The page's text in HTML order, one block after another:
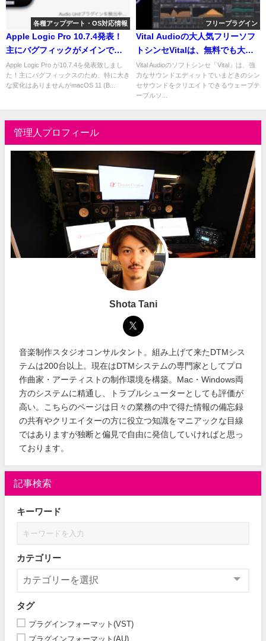
各種アップデート・OS対応情報
Apple Logic Pro 10.7.4発表！
主にバグフィックがメインで
す！
Apple Logic Pro が10.7.4を発表致しまし
た！主にバグフィックスのため、特に大き
な変化はありませんがmacOS 11 (B...
フリープラグイン
Vital Audioの大人気フリーソフ
トシンセVitalは、無料でも大満
足のウェーブテーブルシンセ！
Vital Audioのソフトシンセ「Vital」は、強
力なサウンドエディットでいまどきのシン
セサウンドをクリエイトできるウェーブテ
ーブルソ...
管理人プロフィール
Shota Tani
音楽制作スタジオコンサルタント。組み上げて来たDTMシス
テムは200台以上。現在はDTMシステムの専門家としてプロ
作曲家・アーティストの制作環境を構築。Mac・Windows両
方のシステムに精通し、トラブルシューターとしても評価が
高い。こちらのページは日々の業務の中で得た情報の備忘録
の共有やクリエイターの方に役立つ知識をマニアックな目線
ではありますが独断と偏見で自由に発信していければと思っ
ております。
記事検索
キーワード
カテゴリー
タグ
プラグインフォーマット(VST)
プラグインフォーマット(AU)